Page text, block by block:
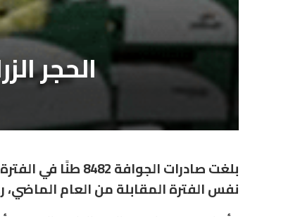
الحجر الزراعي: 90% زيادة في
نفس الفترة المقابلة من العام الماضي،